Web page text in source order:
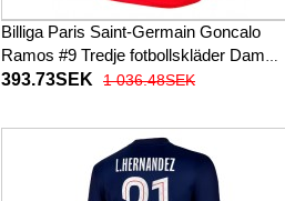
Billiga Paris Saint-Germain Goncalo
Ramos #9 Tredje fotbollskläder Dam
2025-26 Kortärmad
393.73SEK 1 036.48SEK